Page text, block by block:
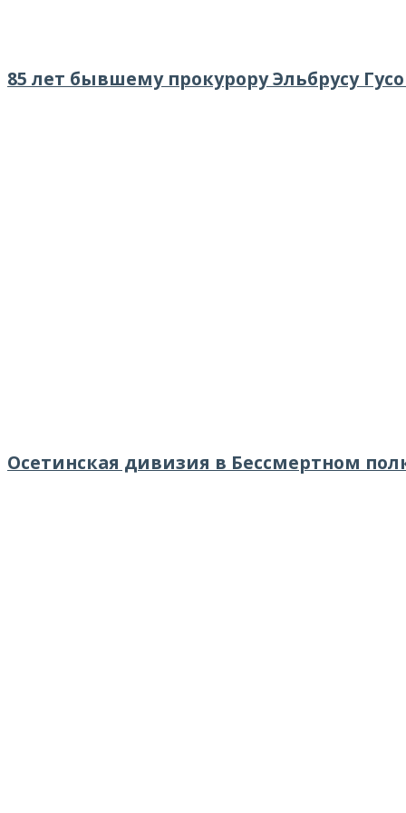
85 лет бывшему прокурору Эльбрусу
Осетинская дивизия в Бессмертном